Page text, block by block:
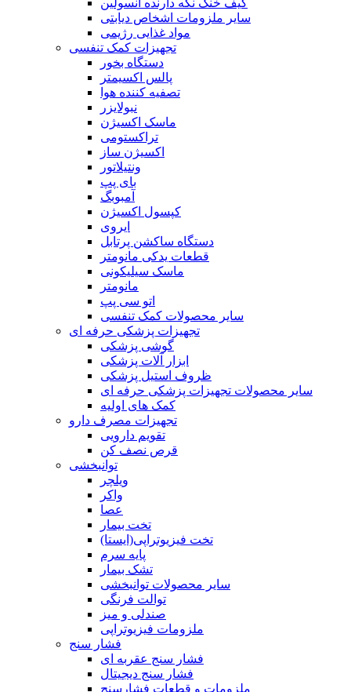
کیف خنک نگه دارنده انسولین
سایر ملزومات اشخاص دیابتی
مواد غذایی رژیمی
تجهیزات کمک تنفسی
دستگاه بخور
پالس اکسیمتر
تصفیه کننده هوا
نبولایزر
ماسک اکسیژن
تراکستومی
اکسیژن ساز
ونتیلاتور
بای پپ
آمبوبگ
کپسول اکسیژن
ایروی
دستگاه ساکشن پرتابل
قطعات یدکی مانومتر
ماسک سیلیکونی
مانومتر
اتو سی پپ
سایر محصولات کمک تنفسی
تجهیزات پزشکی حرفه ای
گوشی پزشکی
ابزار آلات پزشکی
ظروف استیل پزشکی
سایر محصولات تجهیزات پزشکی حرفه ای
کمک های اولیه
تجهیزات مصرف دارو
تقویم دارویی
قرص نصف کن
توانبخشی
ویلچر
واکر
عصا
تخت بیمار
تخت فیزیوتراپی(ایستا)
پایه سرم
تشک بیمار
سایر محصولات توانبخشی
توالت فرنگی
صندلی و میز
ملزومات فیزیوتراپی
فشار سنج
فشار سنج عقربه ای
فشار سنج دیجیتال
ملزومات و قطعات فشارسنج